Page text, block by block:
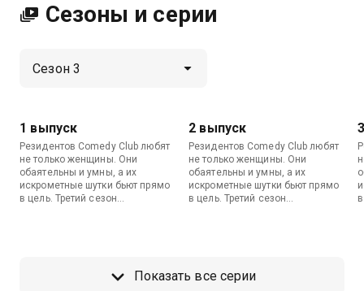
Сезоны и серии
1 выпуск
Резидентов Comedy Club любят
не только женщины. Они
обаятельны и умны, а их
искрометные шутки бьют прямо
в цель. Третий сезон
2 выпуск
Резидентов Comedy Club любят
не только женщины. Они
обаятельны и умны, а их
искрометные шутки бьют прямо
в цель. Третий сезон
Показать все серии